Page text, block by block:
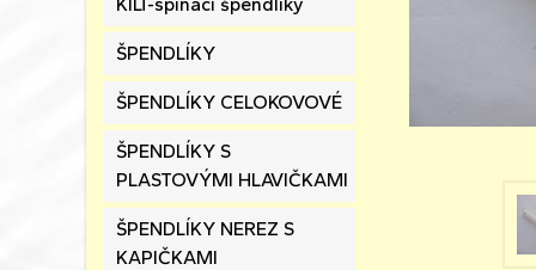
ŠPENDLÍKY
ŠPENDLÍKY CELOKOVOVÉ
ŠPENDLÍKY S
PLASTOVÝMI HLAVIČKAMI
ŠPENDLÍKY NEREZ S
KAPIČKAMI